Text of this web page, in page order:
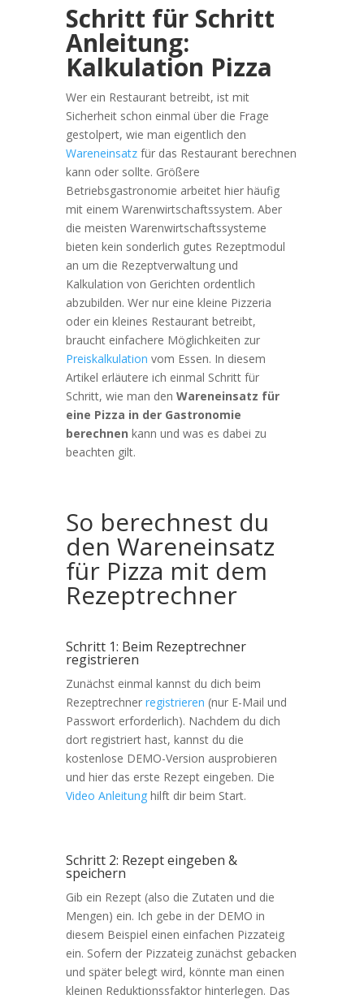
Schritt für Schritt
Anleitung:
Kalkulation Pizza
Wer ein Restaurant betreibt, ist mit
Sicherheit schon einmal über die Frage
gestolpert, wie man eigentlich den
Wareneinsatzfür das Restaurant berechnen
kann oder sollte. Größere
Betriebsgastronomie arbeitet hier häufig
mit einem Warenwirtschaftssystem. Aber
die meisten Warenwirtschaftssysteme
bieten kein sonderlich gutes Rezeptmodul
an um die Rezeptverwaltung und
Kalkulation von Gerichten ordentlich
abzubilden. Wer nur eine kleine Pizzeria
oder ein kleines Restaurant betreibt,
braucht einfachere Möglichkeiten zur
Preiskalkulation vom Essen. In diesem
Artikel erläutere ich einmal Schritt für
Schritt, wie man den Wareneinsatz für
eine Pizza in der Gastronomie
berechnen kann und was es dabei zu
beachten gilt.
So berechnest du
den Wareneinsatz
für Pizza mit dem
Rezeptrechner
Schritt 1: Beim Rezeptrechner
registrieren
Zunächst einmal kannst du dich beim
Rezeptrechner registrieren (nur E-Mail und
Passwort erforderlich). Nachdem du dich
dort registriert hast, kannst du die
kostenlose DEMO-Version ausprobieren
und hier das erste Rezept eingeben. Die
Video Anleitunghilft dir beim Start.
Schritt 2: Rezept eingeben &
speichern
Gib ein Rezept (also die Zutaten und die
Mengen) ein. Ich gebe in der DEMO in
diesem Beispiel einen einfachen Pizzateig
ein. Sofern der Pizzateig zunächst gebacken
und später belegt wird, könnte man einen
kleinen Reduktionssfaktor hinterlegen. Das